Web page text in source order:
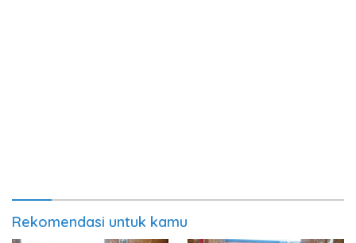
Rekomendasi untuk kamu